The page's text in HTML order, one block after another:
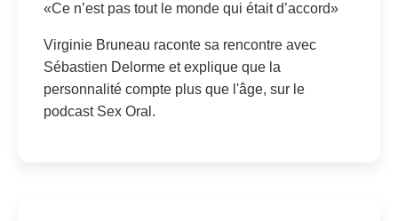
«Ce n’est pas tout le monde qui était d’accord»
Virginie Bruneau raconte sa rencontre avec
Sébastien Delorme et explique que la
personnalité compte plus que l'âge, sur le
podcast Sex Oral.